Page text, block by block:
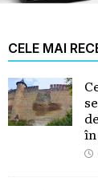
CELE MAI